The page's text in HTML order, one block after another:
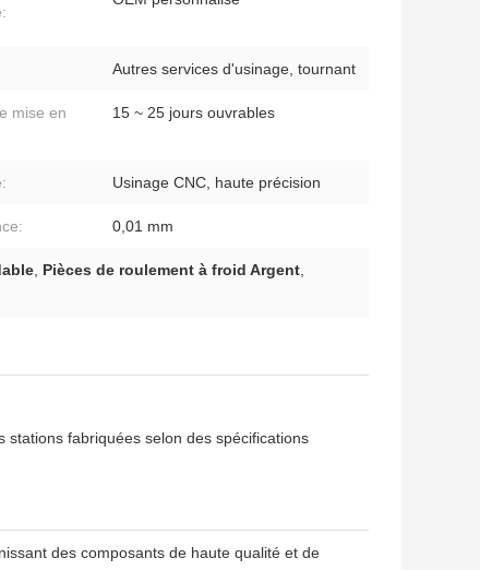
Autres services d'usinage, tournant
mise en
15 ~ 25 jours ouvrables
Usinage CNC, haute précision
0,01 mm
, Pièces de roulement à froid Argent,
stations fabriquées selon des spécifications
des composants de haute qualité et de